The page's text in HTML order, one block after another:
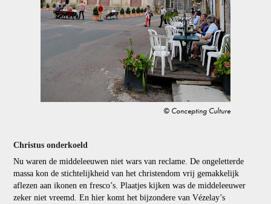
© Concepting Culture
Christus onderkoeld
Nu waren de middeleeuwen niet wars van reclame. De ongeletterde
massa kon de stichtelijkheid van het christendom vrij gemakkelijk
aflezen aan ikonen en fresco’s. Plaatjes kijken was de middeleeuwer
zeker niet vreemd. En hier komt het bijzondere van Vézelay’s